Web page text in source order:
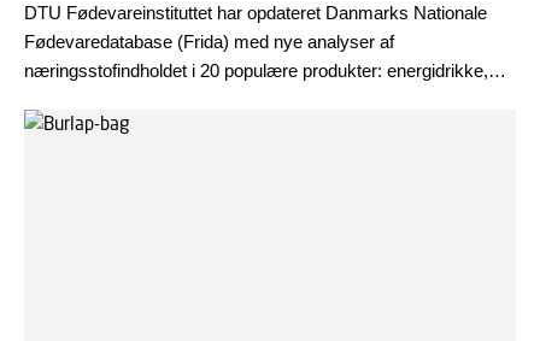
DTU Fødevareinstituttet har opdateret Danmarks Nationale
Fødevaredatabase (Frida) med nye analyser af
næringsstofindholdet i 20 populære produkter: energidrikke,